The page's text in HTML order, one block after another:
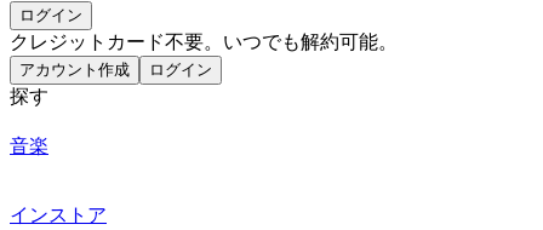
ログイン
クレジットカード不要。いつでも解約可能。
アカウント作成 ログイン
探す
音楽
インストア